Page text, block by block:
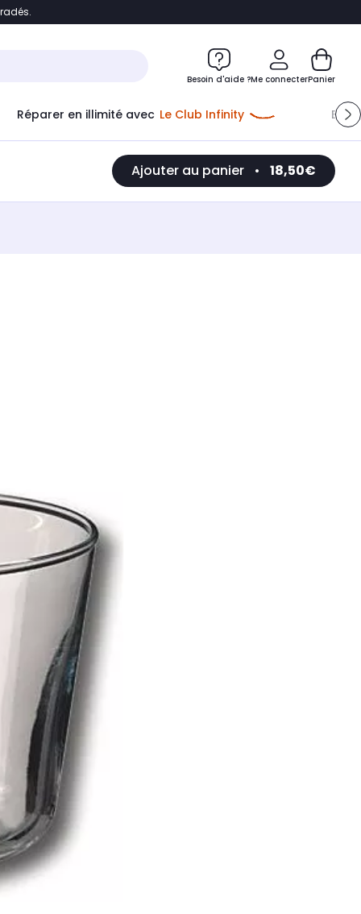
Accéder directement au chatbot
Besoin d'aide ?Me connecterPanier
Réparer en illimité avec Le Club Infinity
Ajouter au panier • 18,50€